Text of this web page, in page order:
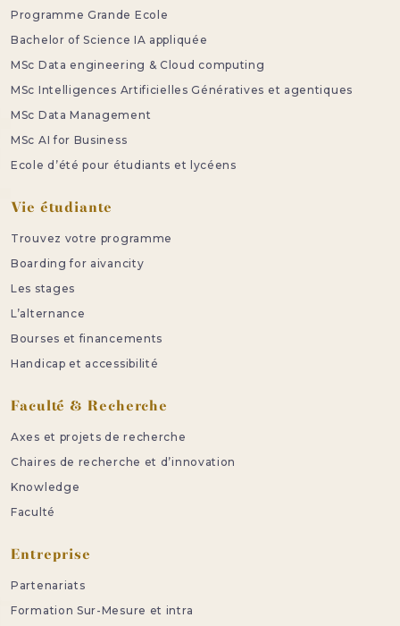
Programme Grande Ecole
Bachelor of Science IA appliquée
MSc Data engineering & Cloud computing
MSc Intelligences Artificielles Génératives et agentiques
MSc Data Management
MSc AI for Business
Ecole d’été pour étudiants et lycéens
Vie étudiante
Trouvez votre programme
Boarding for aivancity
Les stages
L’alternance
Bourses et financements
Handicap et accessibilité
Faculté & Recherche
Axes et projets de recherche
Chaires de recherche et d’innovation
Knowledge
Faculté
Entreprise
Partenariats
Formation Sur-Mesure et intra